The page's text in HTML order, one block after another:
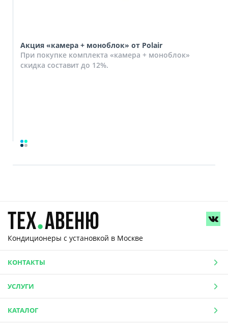
Акция «камера + моноблок» от Polair
При покупке комплекта «камера + моноблок»
скидка составит до 12%.
Кондиционеры с установкой в Москве
КОНТАКТЫ
УСЛУГИ
КАТАЛОГ